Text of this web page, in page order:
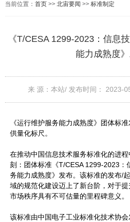
当前位置： 首页 >> 北宙要闻 >> 标准制定
《T/CESA 1299-2023：信息
能力成熟度
来 源：本站/ 发布时间： 2023-
《运行维护服务能力成熟度》团体标
供量化标尺。
在推动中国信息技术服务标准化的进
刻：团体标准《T/CESA 1299-2023：
务能力成熟度》发布。该标准的发布/
域的规范化建设迈上了新台阶，对于
市场秩序具有不可估量的里程碑意义。
该标准由中国电子工业标准化技术协